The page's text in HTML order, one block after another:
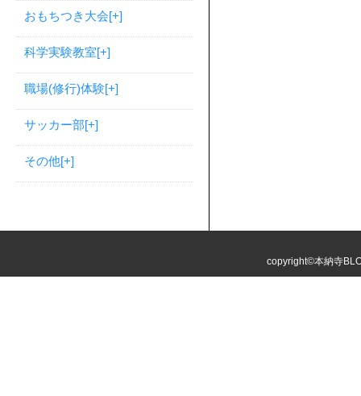
おもちつき大会[+]
科学実験教室[+]
職場(修行)体験[+]
サッカー部[+]
その他[+]
copyright©本納寺